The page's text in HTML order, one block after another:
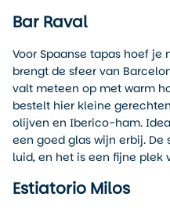
Bar Raval
Voor Spaanse tapas hoef je
brengt de sfeer van
valt meteen op met warm
bestelt hier kleine
olijven en Iberico-ham.
een goed glas wijn erbij.
luid, en het is een fijne plek
Estiatorio Milos